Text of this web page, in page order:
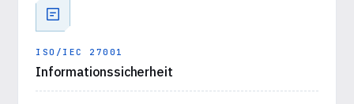
ISO/IEC 27001
Informationssicherheit